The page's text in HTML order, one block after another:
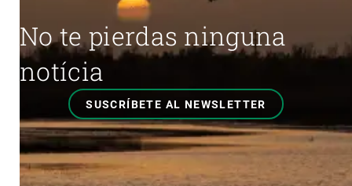
No te pierdas ninguna
notícia
SUSCRÍBETE AL NEWSLETTER